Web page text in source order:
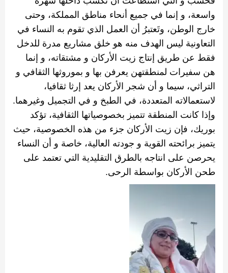
واسعة، و إنما في جميع أنحاء مناطق المملكة، وحتى
خارج الوطن، وتَعتبرُ أن العمل الذي تقوم به النساء في
التعاونية ليس الهدف منه هو خلق مشاريع مدرة للدخل
فقط عن طريق إنتاج زيت الأركان و مشتقاته، و إنما
هن سفيرات لمنطقتهن يعرفن بها و بموروثها الثقافي و
التراثي، سيما و أن شجر الأركان يعد إرثا ثقافيا،
لاستعمالاته المتعددة، في الطبخ و في التجميل وغيرهما‫.‬
وإذا كانت المنطقة تتميز بخصوصياتها الثقافية، تؤكد
بوريك‫، فإن‬ زيت الأركان جزء من هذه الخصوصية، حيث
يتميز برائحته القوية و جودته العالية، خاصة و أن النساء
يحرصن على انتاجه بالطرق التقليدية التي تعتمد على
طحن الأركان بواسطة الرحى‫.‬